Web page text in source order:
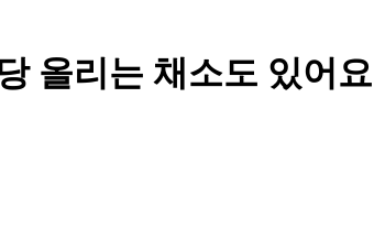
올리는 채소도 있어요